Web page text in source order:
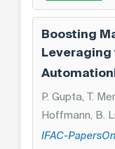
Boosting
Leveraging
P. Gupta, T.
Hoffmann, B.
IFAC-